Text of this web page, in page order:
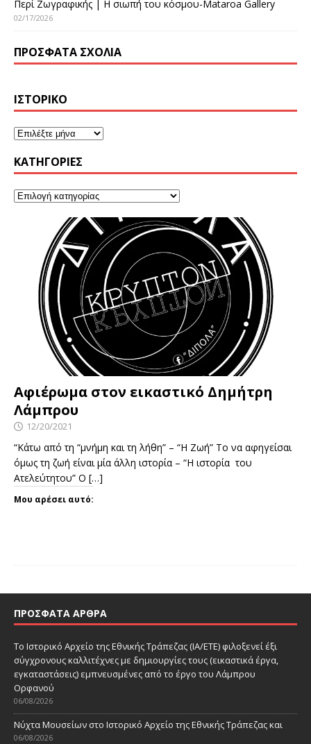
Περί Ζωγραφικής | Η σιωπή του κόσμου-Mataroa Gallery
02/17/2026
ΠΡΌΣΦΑΤΑ ΣΧΌΛΙΑ
ΙΣΤΟΡΙΚΌ
KΑΤΗΓΟΡΊΕΣ
Αφιέρωμα στον εικαστικό Δημήτρη
Λάμπρου
12/20/2021
“Κάτω από τη “μνήμη και τη λήθη” – “Η Ζωή” Το να αφηγείσαι
όμως τη ζωή είναι μία άλλη ιστορία – “Η ιστορία του
Ατελεύτητου” Ο […]
Μου αρέσει αυτό:
ΠΡΌΣΦΑΤΑ ΆΡΘΡΑ
Το Ιστορικό Αρχείο της Εθνικής Τράπεζας (ΙΑ/ΕΤΕ) φιλοξενεί έξι
σύγχρονους καλλιτέχνες με δημιουργίες τους (εικαστικά έργα,
εγκαταστάσεις) εμπνευσμένες από το έργο του Λάμπρου
Ορφανού
06/08/2026
Νύχτα Μουσείων στο Ιστορικό Αρχείο της Εθνικής Τράπεζας και
06/08/2026